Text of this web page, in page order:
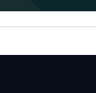
Rychlý nákup